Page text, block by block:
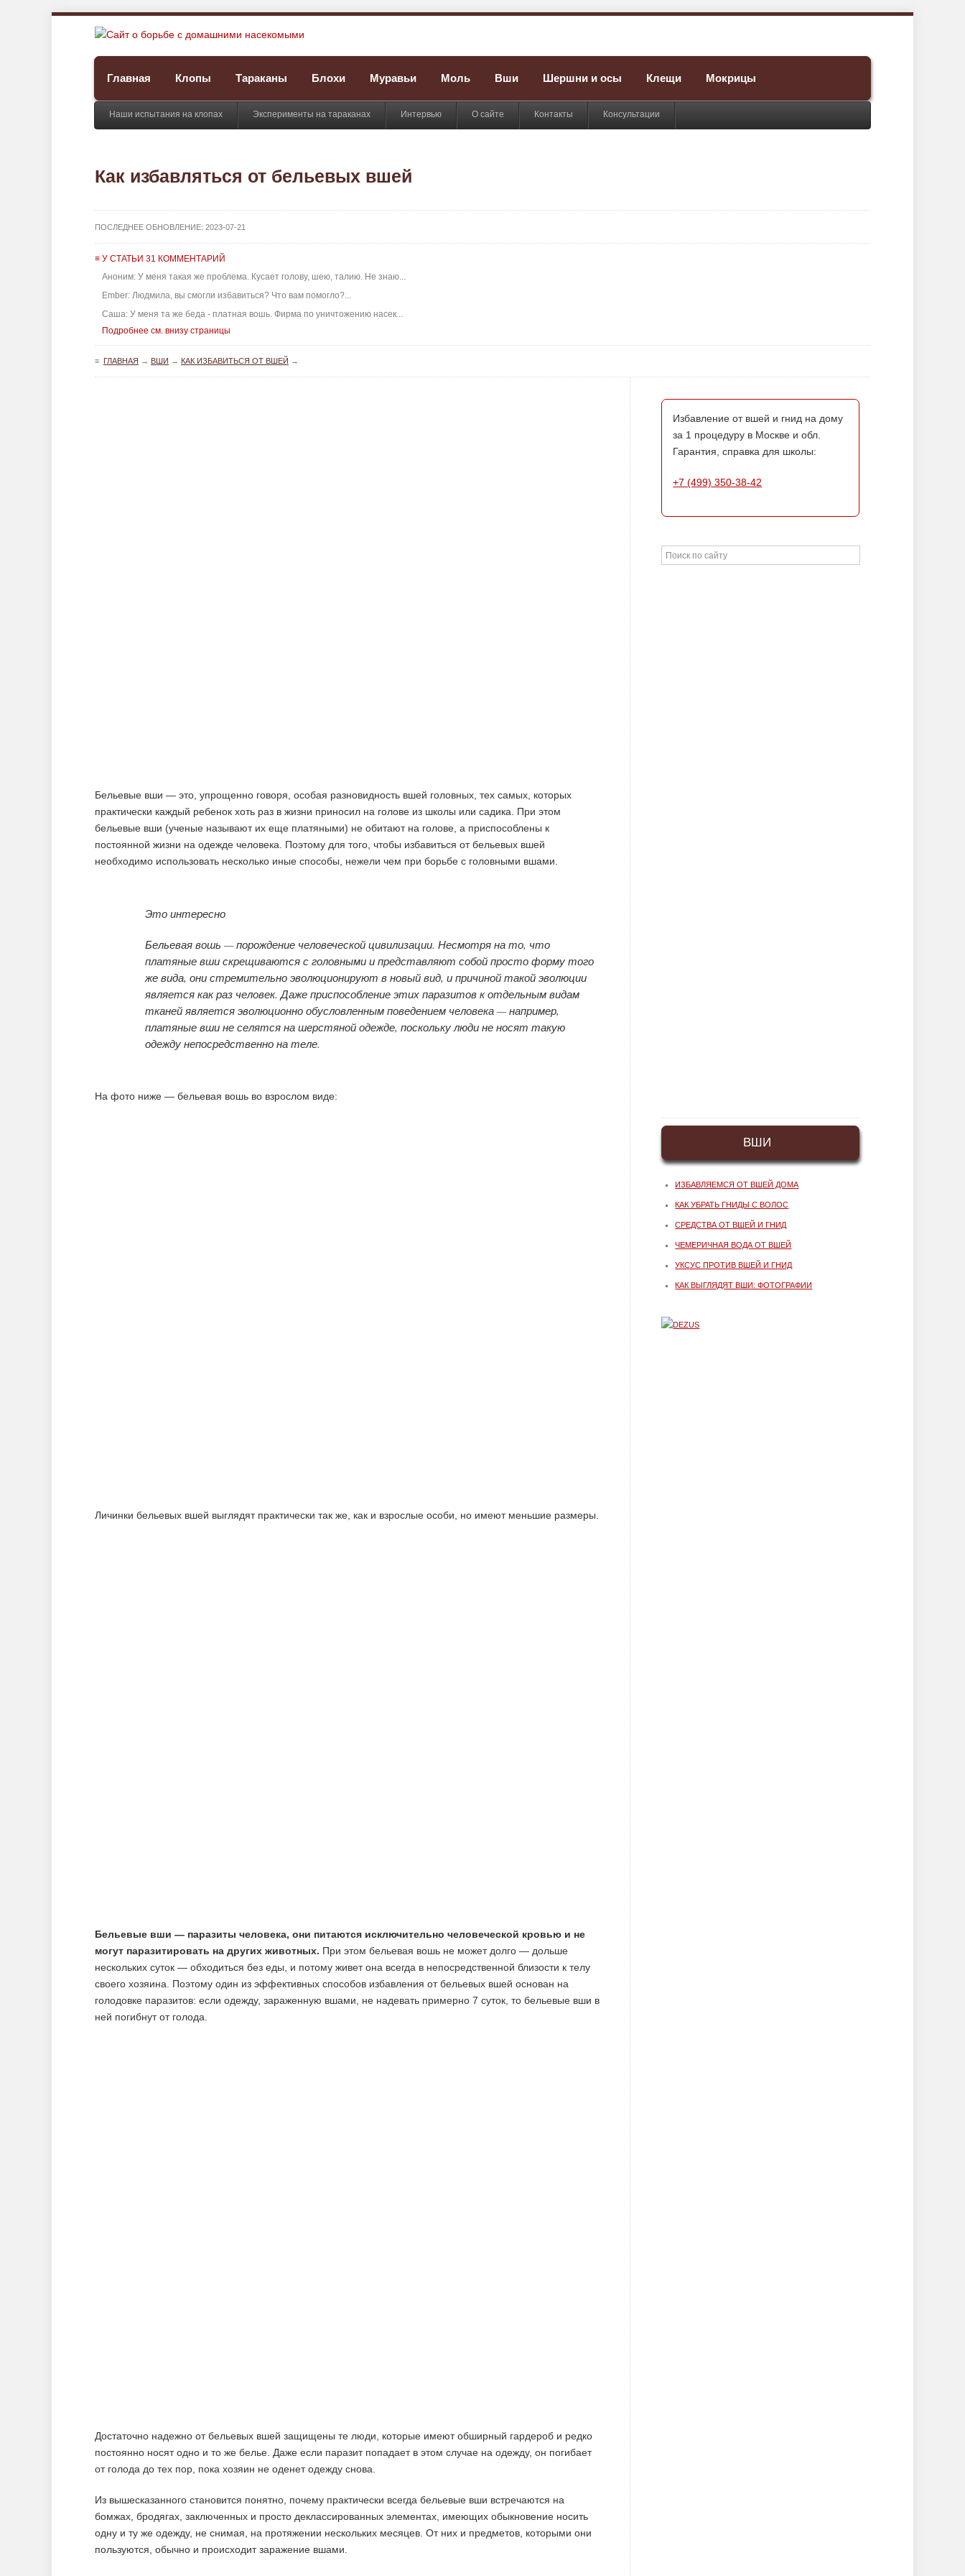
Главная Клопы Тараканы Блохи Муравьи Моль Вши Шершни и осы Клещи Мокрицы
Наши испытания на клопах Эксперименты на тараканах Интервью О сайте Контакты Консультации
Как избавляться от бельевых вшей
ПОСЛЕДНЕЕ ОБНОВЛЕНИЕ: 2023-07-21
≡ У СТАТЬИ 31 КОММЕНТАРИЙ
Аноним: У меня такая же проблема. Кусает голову, шею, талию. Не знаю...
Ember: Людмила, вы смогли избавиться? Что вам помогло?...
Саша: У меня та же беда - платная вошь. Фирма по уничтожению насек...
Подробнее см. внизу страницы
≡ ГЛАВНАЯ → ВШИ → КАК ИЗБАВИТЬСЯ ОТ ВШЕЙ →
Бельевые вши — это, упрощенно говоря, особая разновидность вшей головных, тех самых, которых
практически каждый ребенок хоть раз в жизни приносил на голове из школы или садика. При этом
бельевые вши (ученые называют их еще платяными) не обитают на голове, а приспособлены к
постоянной жизни на одежде человека. Поэтому для того, чтобы избавиться от бельевых вшей
необходимо использовать несколько иные способы, нежели чем при борьбе с головными вшами.
Это интересно
Бельевая вошь — порождение человеческой цивилизации. Несмотря на то, что
платяные вши скрещиваются с головными и представляют собой просто форму того
же вида, они стремительно эволюционируют в новый вид, и причиной такой эволюции
является как раз человек. Даже приспособление этих паразитов к отдельным видам
тканей является эволюционно обусловленным поведением человека — например,
платяные вши не селятся на шерстяной одежде, поскольку люди не носят такую
одежду непосредственно на теле.
На фото ниже — бельевая вошь во взрослом виде:
Личинки бельевых вшей выглядят практически так же, как и взрослые особи, но имеют меньшие размеры.
Бельевые вши — паразиты человека, они питаются исключительно человеческой кровью и не
могут паразитировать на других животных. При этом бельевая вошь не может долго — дольше
нескольких суток — обходиться без еды, и потому живет она всегда в непосредственной близости к телу
своего хозяина. Поэтому один из эффективных способов избавления от бельевых вшей основан на
голодовке паразитов: если одежду, зараженную вшами, не надевать примерно 7 суток, то бельевые вши в
ней погибнут от голода.
Достаточно надежно от бельевых вшей защищены те люди, которые имеют обширный гардероб и редко
постоянно носят одно и то же белье. Даже если паразит попадает в этом случае на одежду, он погибает
от голода до тех пор, пока хозяин не оденет одежду снова.
Из вышесказанного становится понятно, почему практически всегда бельевые вши встречаются на
бомжах, бродягах, заключенных и просто деклассированных элементах, имеющих обыкновение носить
одну и ту же одежду, не снимая, на протяжении нескольких месяцев. От них и предметов, которыми они
пользуются, обычно и происходит заражение вшами.
Избавление от вшей и гнид на дому
за 1 процедуру в Москве и обл.
Гарантия, справка для школы:
+7 (499) 350-38-42
ВШИ
ИЗБАВЛЯЕМСЯ ОТ ВШЕЙ ДОМА
КАК УБРАТЬ ГНИДЫ С ВОЛОС
СРЕДСТВА ОТ ВШЕЙ И ГНИД
ЧЕМЕРИЧНАЯ ВОДА ОТ ВШЕЙ
УКСУС ПРОТИВ ВШЕЙ И ГНИД
КАК ВЫГЛЯДЯТ ВШИ: ФОТОГРАФИИ